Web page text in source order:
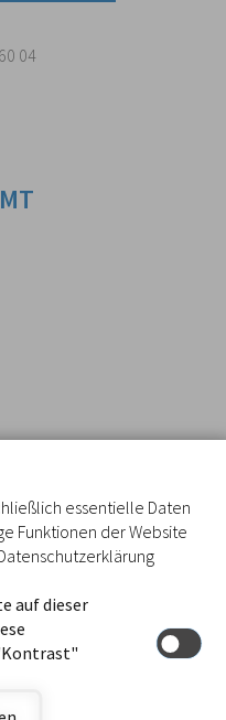
04
essentielle Daten
Funktionen der Website
auf dieser